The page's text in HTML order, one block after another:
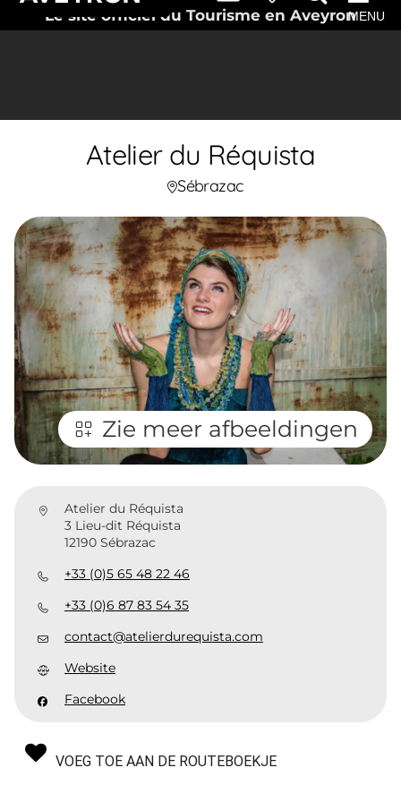
Le site officiel du Tourisme en AveyronMENU
Atelier du Réquista
Sébrazac
Zie meer afbeeldingen
Atelier du Réquista
3 Lieu-dit Réquista
12190 Sébrazac
+33 (0)5 65 48 22 46
+33 (0)6 87 83 54 35
contact@atelierdurequista.com
Website
Facebook
VOEG TOE AAN DE ROUTEBOEKJE